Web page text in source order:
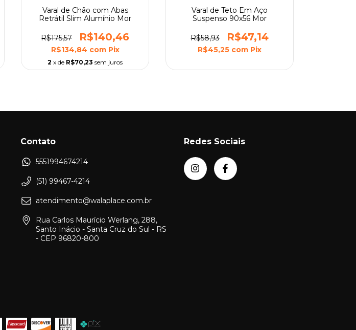
Varal de Chão com Abas
Retrátil Slim Alumínio Mor
R$175,57 R$140,46
R$134,84 com Pix
2 x de R$70,23 sem juros
Varal de Teto Em Aço
Suspenso 90x56 Mor
R$58,93 R$47,14
R$45,25 com Pix
Contato
5551994674214
(51) 99467-4214
atendimento@walaplace.com.br
Rua Carlos Maurício Werlang, 288,
Santo Inácio - Santa Cruz do Sul - RS
- CEP 96820-800
Redes Sociais